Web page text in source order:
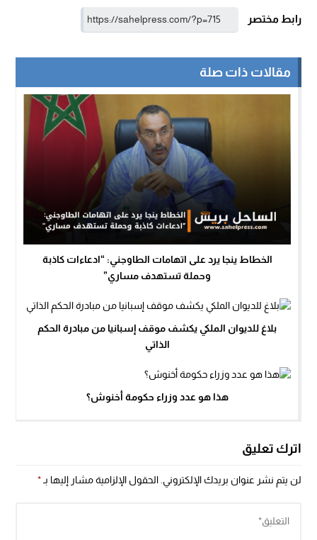
رابط مختصر
مقالات ذات صلة
الخطاط ينجا يرد على اتهامات الطاوجني: “ادعاءات كاذبة
وحملة تستهدف مساري”
بلاغ للديوان الملكي يكشف موقف إسبانيا من مبادرة الحكم
الذاتي
هذا هو عدد وزراء حكومة أخنوش؟
اترك تعليق
لن يتم نشر عنوان بريدك الإلكتروني. الحقول الإلزامية مشار إليها بـ*